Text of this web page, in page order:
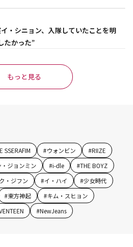
イ・シニョン、入隊していたことを明
たかった”
もっと見る
SSERAFIM #ウォンビン #RIIZE
・ジョンミン #i-dle #THE BOYZ
・ジフン #イ・ハイ #少女時代
#東方神起 #キム・スヒョン
#NewJeans